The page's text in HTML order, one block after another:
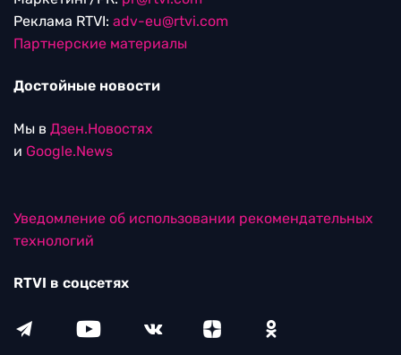
Реклама RTVI: adv-eu@rtvi.com
Партнерские материалы
Достойные новости
Мы в Дзен.Новостях
и Google.News
Уведомление об использовании рекомендательных
технологий
RTVI в соцсетях